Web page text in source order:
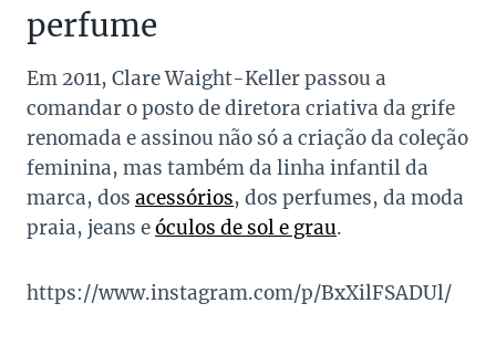
perfume
Em 2011, Clare Waight-Keller passou a
comandar o posto de diretora criativa da grife
renomada e assinou não só a criação da coleção
feminina, mas também da linha infantil da
marca, dos acessórios, dos perfumes, da moda
praia, jeans eóculos de sol e grau.
https://www.instagram.com/p/BxXilFSADUl/